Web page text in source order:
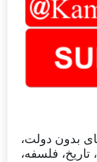
بدون دولت،
فلسفه،